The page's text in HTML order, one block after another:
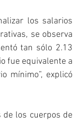
los salarios
se observa
tan sólo 2.13
fue equivalente a
mínimo”, explicó
los cuerpos de